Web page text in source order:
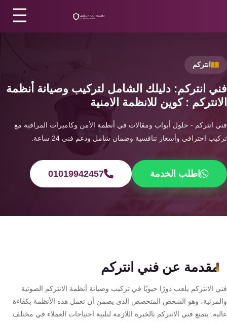
من نحن
الأقسام
الرئيسية
انتركم
فني انتركم: دليلك الشامل لتركيب وصيانة أنظمة
الانتركم : كوين للانظمة الامنية
فني انتركم - حلول أبواب ومقالات في أنظمة الأمن وكاميرات المراقبة مع
تركيب احترافي وأسعار تنافسية وضمان شامل ودعم فني 24 ساعة.
اطلب الخدمة 01019942457
مقدمة عن فني انتركم
فني الانتركم يلعب دورًا حيويًا في تركيب وصيانة أنظمة الانتركم الصوتية
والمرئية، وهو الشخص المتخصص الذي يضمن أن تعمل هذه الأنظمة بكفاءة
عالية. يتمتع فني الانتركم بالخبرة اللازمة لتلبية احتياجات العملاء في مختلف
أنظمة
الحريق
أنظمة
إنذار
سمارت
والانترنت
حلول
أمنية